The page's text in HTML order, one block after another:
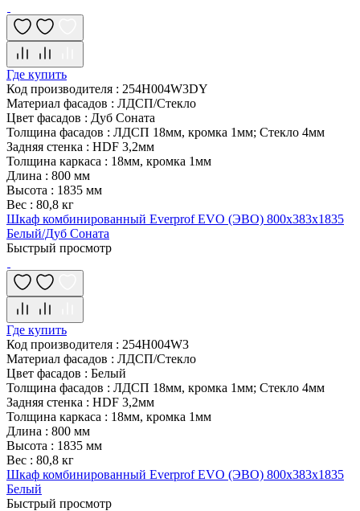
Где купить
Код производителя : 254H004W3DY
Материал фасадов : ЛДСП/Стекло
Цвет фасадов : Дуб Соната
Толщина фасадов : ЛДСП 18мм, кромка 1мм; Стекло 4мм
Задняя стенка : HDF 3,2мм
Толщина каркаса : 18мм, кромка 1мм
Длина : 800 мм
Высота : 1835 мм
Вес : 80,8 кг
Шкаф комбинированный Everprof EVO (ЭВО) 800х383x1835
Белый/Дуб Соната
Быстрый просмотр
Где купить
Код производителя : 254H004W3
Материал фасадов : ЛДСП/Стекло
Цвет фасадов : Белый
Толщина фасадов : ЛДСП 18мм, кромка 1мм; Стекло 4мм
Задняя стенка : HDF 3,2мм
Толщина каркаса : 18мм, кромка 1мм
Длина : 800 мм
Высота : 1835 мм
Вес : 80,8 кг
Шкаф комбинированный Everprof EVO (ЭВО) 800х383x1835
Белый
Быстрый просмотр